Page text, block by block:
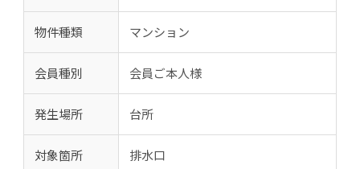
物件種類 マンション
会員種別 会員ご本人様
発生場所 台所
対象箇所 排水口